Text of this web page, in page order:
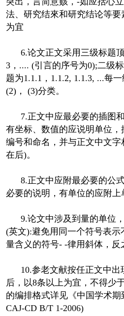
法、研究结來和研究结论等
为宜
6.论文正文采用三级标题顶
3，.... (引言的序号为0);二级
题为1.1.1，1.1.2, 1.1.3, ...每
(2)， (3)分类。
7.正文中应最必要的插图和
有坐标、数值的应说明单位
编号和命名，并与正文中文
在后)。
8.正文中应附最必要的公
必要的说明，有单位的应附上
9.论文中涉及到量的单位
(英文):避免用同一个符号表
量含义的符号- -律用斜体，反
10.参老文献按任正文中出
后，以8条以上为宜，不得少
的编排格式详见《中国学术
CAJ-CD B/T 1-2006)